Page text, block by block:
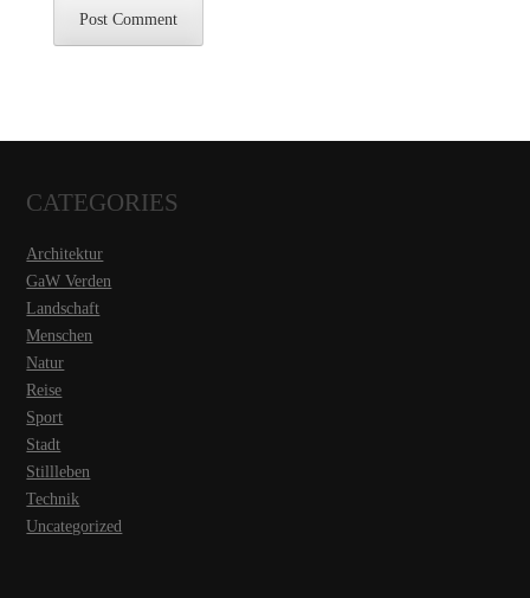
CATEGORIES
Architektur
GaW Verden
Landschaft
Menschen
Natur
Reise
Sport
Stadt
Stillleben
Technik
Uncategorized